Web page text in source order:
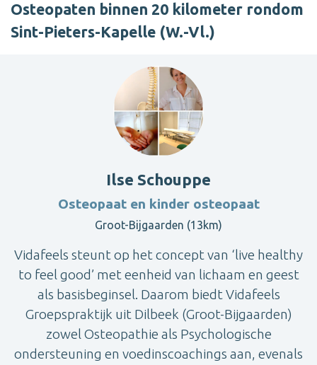
Osteopaten binnen 20 kilometer rondom
Sint-Pieters-Kapelle (W.-Vl.)
Ilse Schouppe
Osteopaat en kinder osteopaat
Groot-Bijgaarden (13km)
Vidafeels steunt op het concept van ‘live healthy
to feel good’ met eenheid van lichaam en geest
als basisbeginsel. Daarom biedt Vidafeels
Groepspraktijk uit Dilbeek (Groot-Bijgaarden)
zowel Osteopathie als Psychologische
ondersteuning en voedinscoachings aan, evenals